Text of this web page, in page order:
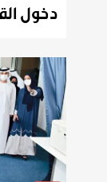
دخول